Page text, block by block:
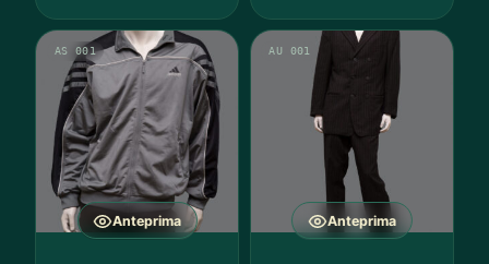
Anteprima
AS 001
Anteprima
AU 001